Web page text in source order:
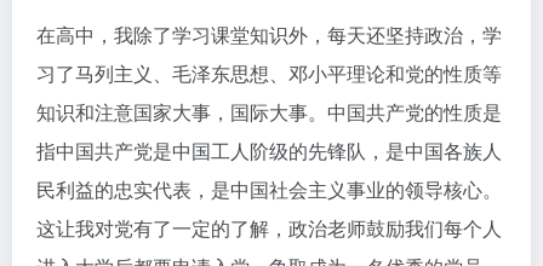
在高中，我除了学习课堂知识外，每天还坚持政治，学
习了马列主义、毛泽东思想、邓小平理论和党的性质等
知识和注意国家大事，国际大事。中国共产党的性质是
指中国共产党是中国工人阶级的先锋队，是中国各族人
民利益的忠实代表，是中国社会主义事业的领导核心。
这让我对党有了一定的了解，政治老师鼓励我们每个人